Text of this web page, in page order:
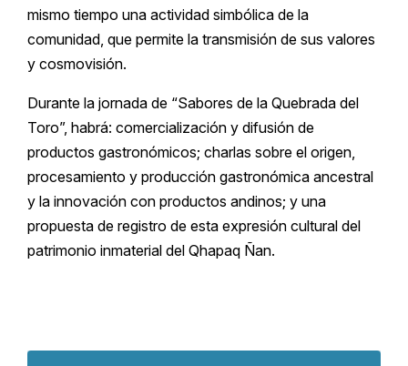
mismo tiempo una actividad simbólica de la
comunidad, que permite la transmisión de sus valores
y cosmovisión.
Durante la jornada de “Sabores de la Quebrada del
Toro”, habrá: comercialización y difusión de
productos gastronómicos; charlas sobre el origen,
procesamiento y producción gastronómica ancestral
y la innovación con productos andinos; y una
propuesta de registro de esta expresión cultural del
patrimonio inmaterial del Qhapaq Ñan.